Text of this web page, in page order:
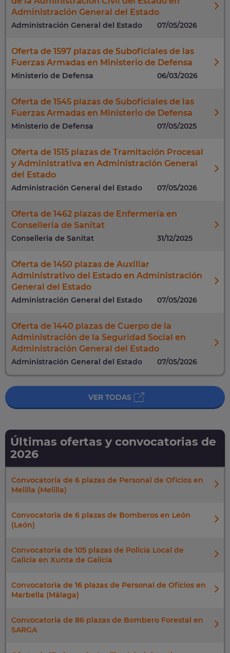
Administración General del Estado
Administración General del Estado 07/05/2026
Oferta de 1597 plazas de Suboficiales de las
Fuerzas Armadas en Ministerio de Defensa
Ministerio de Defensa 06/03/2026
Oferta de 1545 plazas de Suboficiales de las
Fuerzas Armadas en Ministerio de Defensa
Ministerio de Defensa 07/05/2025
Oferta de 1515 plazas de Tramitación Procesal
y Administrativa en Administración General
del Estado
Administración General del Estado 07/05/2026
Oferta de 1462 plazas de Enfermería en
Conselleria de Sanitat
Conselleria de Sanitat 31/12/2025
Oferta de 1450 plazas de Auxiliar
Administrativo del Estado en Administración
General del Estado
Administración General del Estado 07/05/2026
Oferta de 1440 plazas de Cuerpo de la
Administración de la Seguridad Social en
Administración General del Estado
Administración General del Estado 07/05/2026
VER TODAS
Últimas ofertas y convocatorias de
2026
Convocatoria de 6 plazas de Personal de Oficios en
Melilla (Melilla)
Convocatoria de 6 plazas de Bomberos en León
(León)
Convocatoria de 105 plazas de Policía Local de
Galicia en Xunta de Galicia
Convocatoria de 16 plazas de Personal de Oficios en
Marbella (Málaga)
Convocatoria de 86 plazas de Bombero Forestal en
SARGA